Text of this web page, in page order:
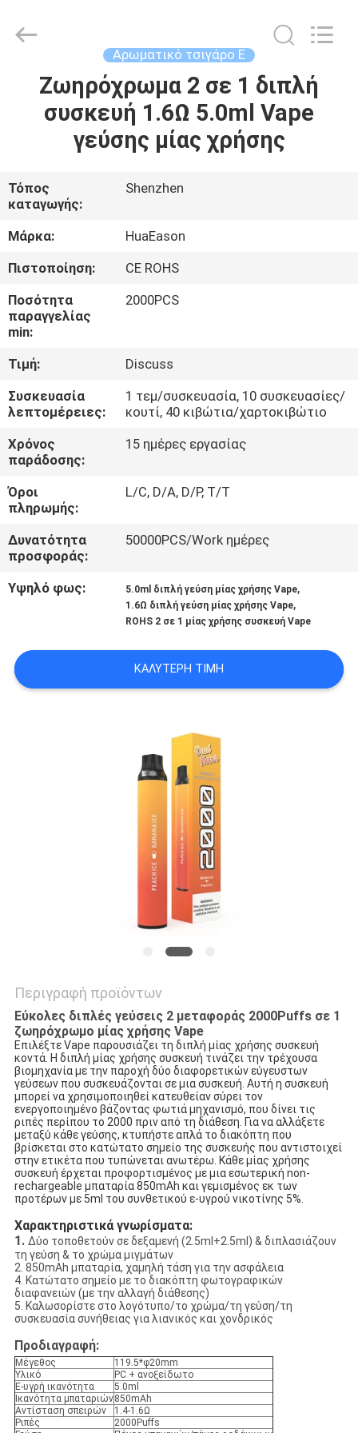
ΣΠΊΤΙ
ΠΡΟΪΌΝΤΑ
ΒΊΝΤΕΟ
ΠΕΡΊΠΟΥ
ΕΜΕΊΣ
ΓΎΡΟΣ
ΕΡΓΟΣΤΑΣΊΩΝ
ΠΟΙΟΤΙΚΌΣ
ΈΛΕΓΧΟΣ
ΖΗΤΉΣΤΕ
ΈΝΑ
ΑΠΌΣΠΑΣΜΑ
SITEMAP
POLICY
Rights
Αρωματικό τσιγάρο Ε
Ζωηρόχρωμα 2 σε 1 διπλή
συσκευή 1.6Ω 5.0ml Vape
γεύσης μίας χρήσης
Τόπος
καταγωγής:
Shenzhen
Μάρκα:
HuaEason
Πιστοποίηση:
CE ROHS
Ποσότητα
παραγγελίας
min:
2000PCS
Τιμή:
Discuss
Συσκευασία
λεπτομέρειες:
1 τεμ/συσκευασία, 10 συσκευασίες/
κουτί, 40 κιβώτια/χαρτοκιβώτιο
Χρόνος
παράδοσης:
15 ημέρες εργασίας
Όροι
πληρωμής:
L/C, D/A, D/P, T/T
Δυνατότητα
προσφοράς:
50000PCS/Work ημέρες
Υψηλό φως: 5.0ml διπλή γεύση μίας χρήσης Vape,
1.6Ω διπλή γεύση μίας χρήσης Vape,
ROHS 2 σε 1 μίας χρήσης συσκευή Vape
ΚΑΛΎΤΕΡΗ ΤΙΜΉ
Περιγραφή προϊόντων
Εύκολες διπλές γεύσεις 2 μεταφοράς 2000Puffs σε 1
ζωηρόχρωμο μίας χρήσης Vape
Επιλέξτε Vape παρουσιάζει τη διπλή μίας χρήσης συσκευή
κοντά. Η διπλή μίας χρήσης συσκευή τινάζει την τρέχουσα
βιομηχανία με την παροχή δύο διαφορετικών εύγευστων
γεύσεων που συσκευάζονται σε μια συσκευή. Αυτή η συσκευή
μπορεί να χρησιμοποιηθεί κατευθείαν σύρει τον
ενεργοποιημένο βάζοντας φωτιά μηχανισμό, που δίνει τις
ριπές περίπου το 2000 πριν από τη διάθεση. Για να αλλάξετε
μεταξύ κάθε γεύσης, κτυπήστε απλά το διακόπτη που
βρίσκεται στο κατώτατο σημείο της συσκευής που αντιστοιχεί
στην ετικέτα που τυπώνεται ανωτέρω. Κάθε μίας χρήσης
συσκευή έρχεται προφορτισμένος με μια εσωτερική non-
rechargeable μπαταρία 850mAh και γεμισμένος εκ των
προτέρων με 5ml του συνθετικού ε-υγρού νικοτίνης 5%.
Χαρακτηριστικά γνωρίσματα:
1. Δύο τοποθετούν σε δεξαμενή (2.5ml+2.5ml) & διπλασιάζουν
τη γεύση & το χρώμα μιγμάτων
2. 850mAh μπαταρία, χαμηλή τάση για την ασφάλεια
4. Κατώτατο σημείο με το διακόπτη φωτογραφικών
διαφανειών (με την αλλαγή διάθεσης)
5. Καλωσορίστε στο λογότυπο/το χρώμα/τη γεύση/τη
συσκευασία συνήθειας για λιανικός και χονδρικός
Προδιαγραφή:
Μέγεθος
119.5*φ20mm
Υλικό
PC + ανοξείδωτο
Ε-υγρή ικανότητα
5.0ml
Ικανότητα μπαταριών850mAh
Αντίσταση σπειρών
1.4-1.6Ω
Ριπές
2000Puffs